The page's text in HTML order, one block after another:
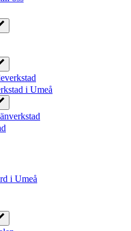
i Umeå
i Umeå